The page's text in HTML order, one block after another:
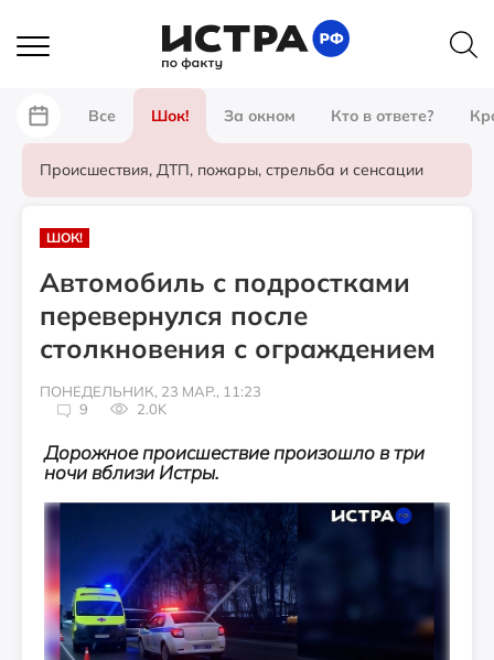
Все Шок! За окном Кто в ответе?
Происшествия, ДТП, пожары, стрельба и сенсации
ШОК!
Автомобиль с подростками
перевернулся после
столкновения с ограждением
ПОНЕДЕЛЬНИК, 23 МАР., 11:23
9
2.0K
Дорожное происшествие произошло в три
ночи вблизи Истры.